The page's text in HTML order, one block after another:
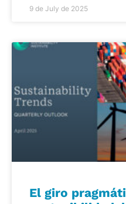
9 de July de 2025
El giro